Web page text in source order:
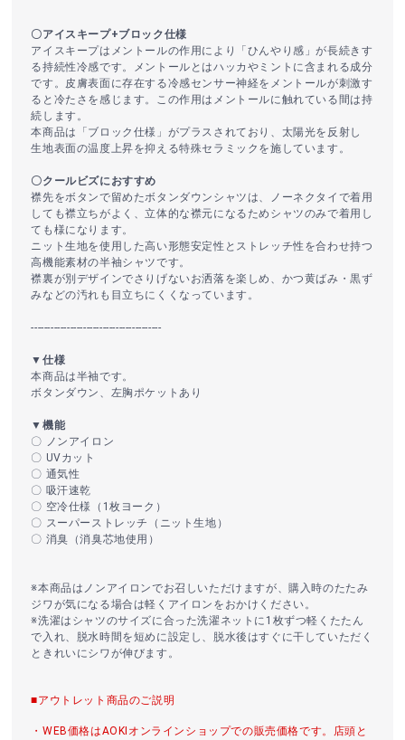
〇アイスキープ+ブロック仕様
アイスキープはメントールの作用により「ひんやり感」が長続きす
る持続性冷感です。メントールとはハッカやミントに含まれる成分
です。皮膚表面に存在する冷感センサー神経をメントールが刺激す
ると冷たさを感じます。この作用はメントールに触れている間は持
続します。
本商品は「ブロック仕様」がプラスされており、太陽光を反射し
生地表面の温度上昇を抑える特殊セラミックを施しています。
〇クールビズにおすすめ
襟先をボタンで留めたボタンダウンシャツは、ノーネクタイで着用
しても襟立ちがよく、立体的な襟元になるためシャツのみで着用し
ても様になります。
ニット生地を使用した高い形態安定性とストレッチ性を合わせ持つ
高機能素材の半袖シャツです。
襟裏が別デザインでさりげないお洒落を楽しめ、かつ黄ばみ・黒ず
みなどの汚れも目立ちにくくなっています。
----------------------------------------
▼仕様
本商品は半袖です。
ボタンダウン、左胸ポケットあり
▼機能
〇 ノンアイロン
〇 UVカット
〇 通気性
〇 吸汗速乾
〇 空冷仕様（1枚ヨーク）
〇 スーパーストレッチ（ニット生地）
〇 消臭（消臭芯地使用）
※本商品はノンアイロンでお召しいただけますが、購入時のたたみ
ジワが気になる場合は軽くアイロンをおかけください。
※洗濯はシャツのサイズに合った洗濯ネットに1枚ずつ軽くたたん
で入れ、脱水時間を短めに設定し、脱水後はすぐに干していただく
ときれいにシワが伸びます。
■アウトレット商品のご説明
・WEB価格はAOKIオンラインショップでの販売価格です。店頭と